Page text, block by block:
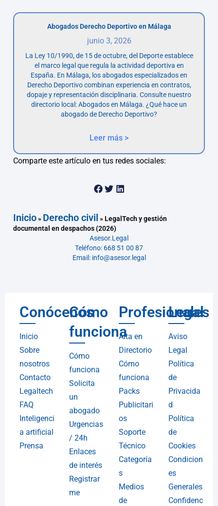
Abogados Derecho Deportivo en Málaga
junio 3, 2026
La Ley 10/1990, de 15 de octubre, del Deporte establece
el marco legal que regula la actividad deportiva en
España. En Málaga, los abogados especializados en
Derecho Deportivo combinan experiencia en contratos,
dopaje y representación disciplinaria. Consulte nuestro
directorio local: Abogados en Málaga. ¿Qué hace un
abogado de Derecho Deportivo?
Leer más >
Comparte este artículo en tus redes sociales:
Inicio» Derecho civil » LegalTech y gestión
documental en despachos (2026)
Asesor.Legal
Teléfono: 668 51 00 87
Email: info@asesor.legal
Conócenos
Inicio
Sobre
nosotros
Contacto
Legaltech
FAQ
Inteligenci
a artificial
Prensa
Cómo
funciona
Cómo
funciona
Solicita
un
abogado
Urgencias
/ 24h
Enlaces
de interés
Registrar
me
Profesionales
Alta en
Directorio
Cómo
funciona
Packs
Publicitari
os
Soporte
Técnico
Categoría
s
Medios
de
Legal
Aviso
Legal
Política
de
Privacida
d
Política
de
Cookies
Condicion
es
Generales
Confidenc